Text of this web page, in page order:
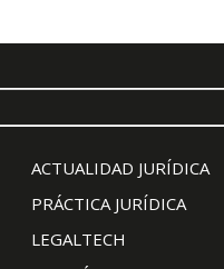
ACTUALIDAD JURÍDICA
PRÁCTICA JURÍDICA
LEGALTECH